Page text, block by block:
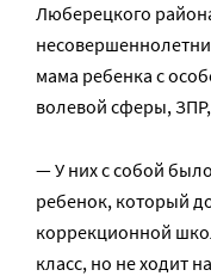
Люберецкого
мама ребенка с
волевой сферы,
— У них с собой
ребенок, который
коррекционной
класс, но не ходит